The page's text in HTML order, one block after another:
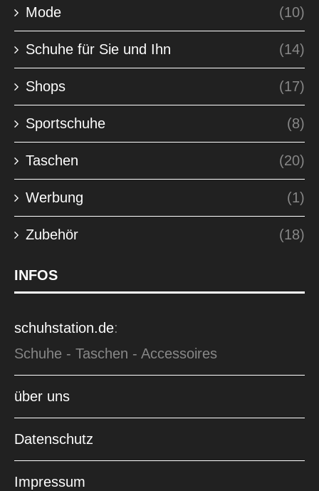
Mode (10)
Schuhe für Sie und Ihn (14)
Shops (17)
Sportschuhe (8)
Taschen (20)
Werbung (1)
Zubehör (18)
INFOS
schuhstation.de:
Schuhe - Taschen - Accessoires
über uns
Datenschutz
Impressum